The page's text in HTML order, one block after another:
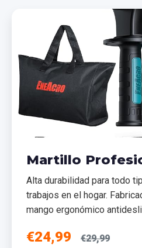
Martillo
Alta durabilidad para todo
trabajos en el hogar.
mango ergonómico
€24,99 €29,99